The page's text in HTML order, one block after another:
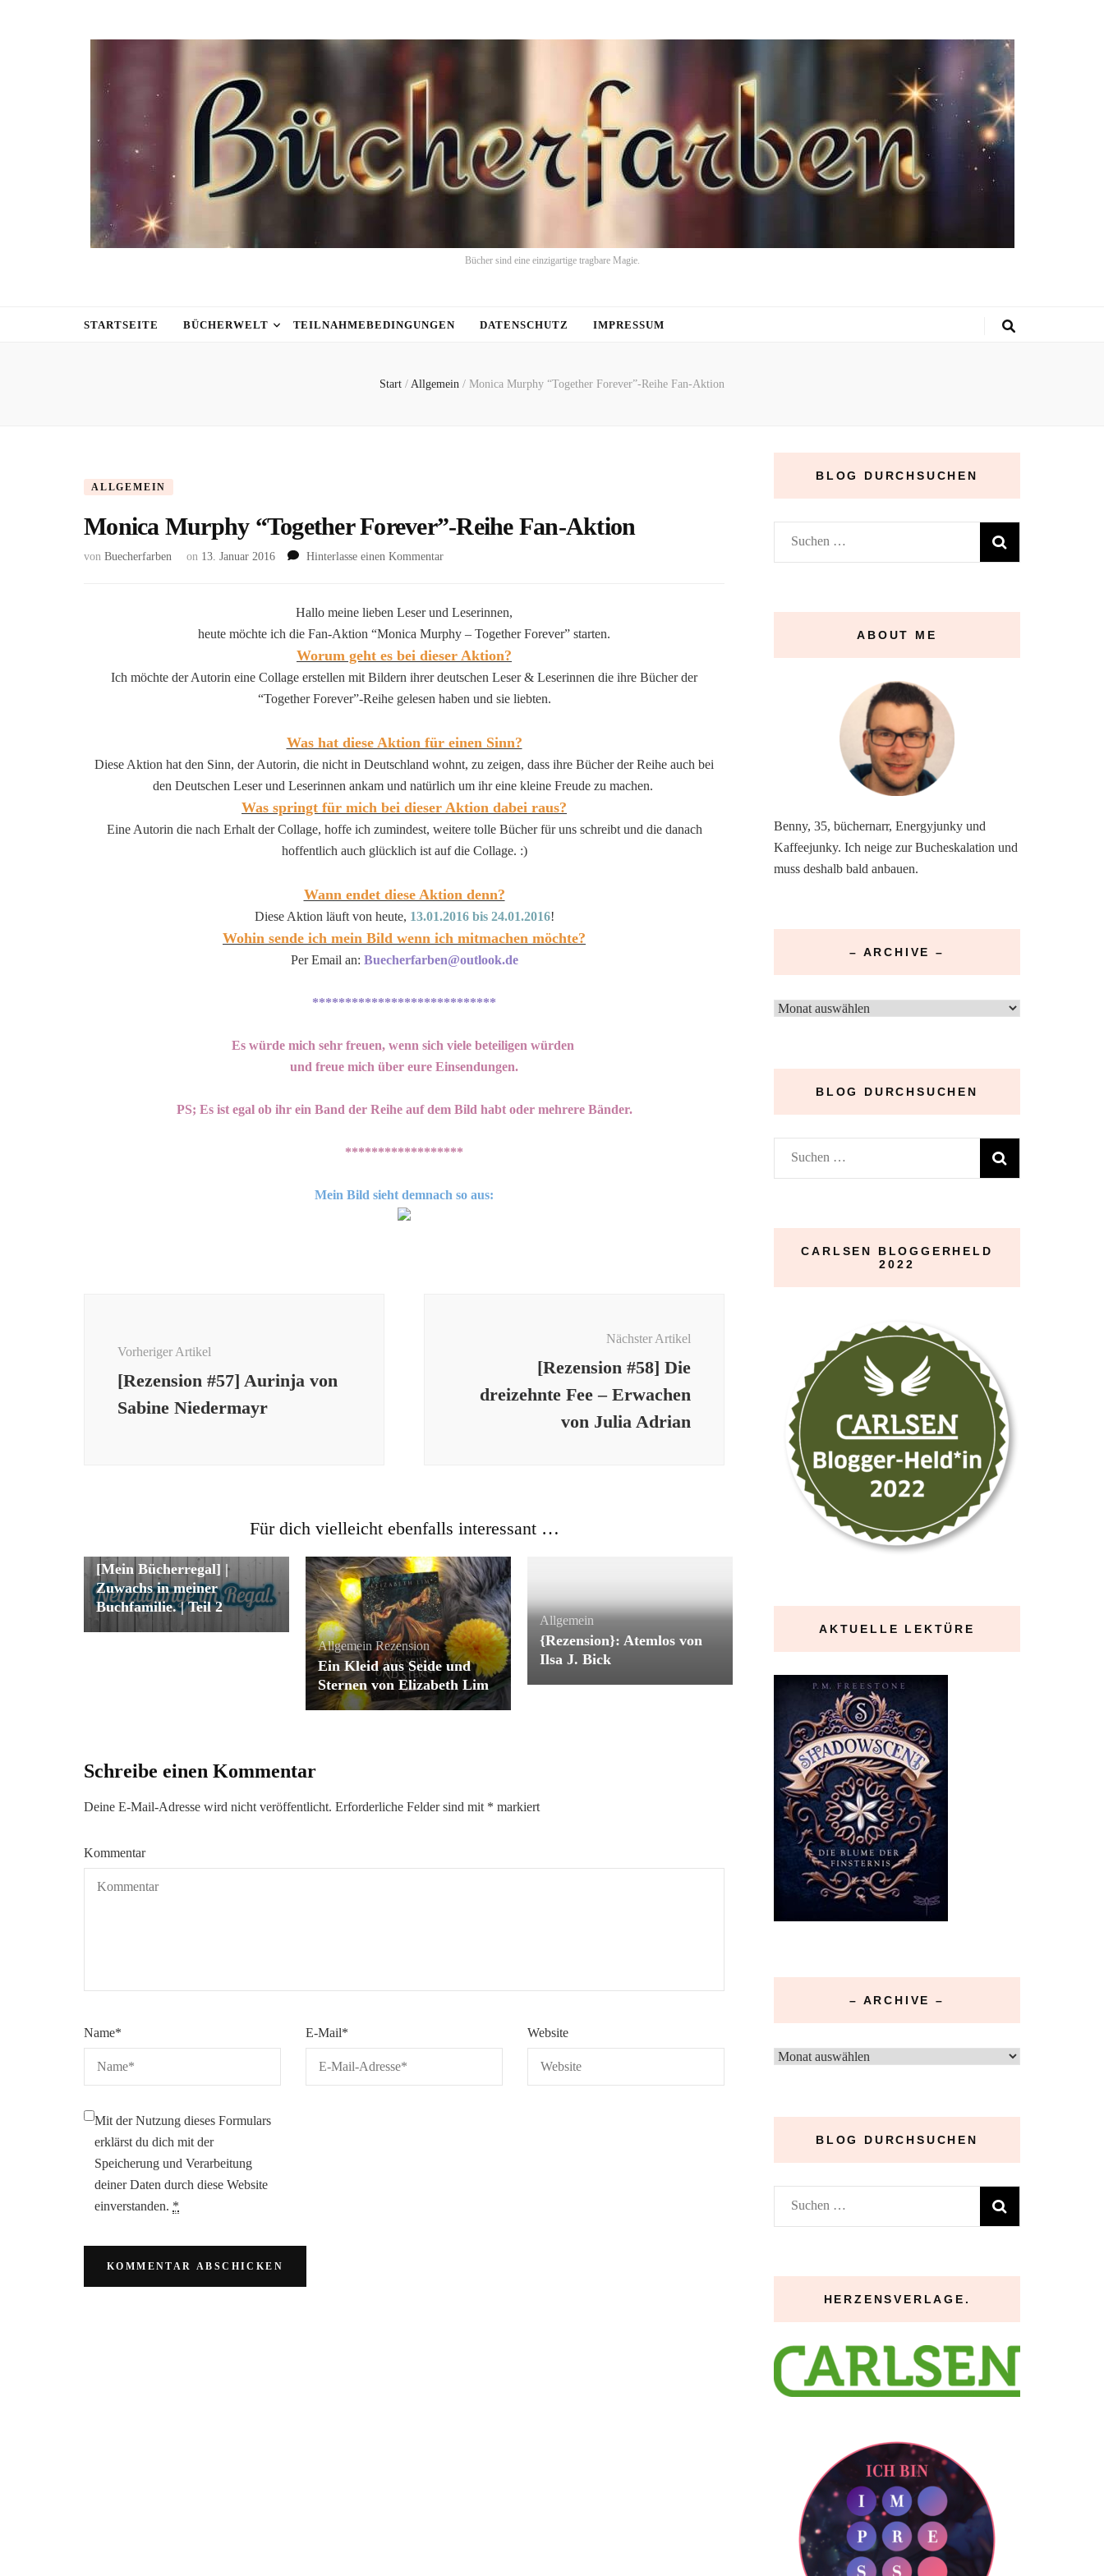
Bücher sind eine einzigartige tragbare Magie.
STARTSEITE BÜCHERWELT TEILNAHMEBEDINGUNGEN DATENSCHUTZ IMPRESSUM
Start / Allgemein / Monica Murphy “Together Forever”-Reihe Fan-Aktion
ALLGEMEIN
Monica Murphy “Together Forever”-Reihe Fan-Aktion
von Buecherfarben on 13. Januar 2016 Hinterlasse einen Kommentarzu
“Together
Reihe
Fan-
Aktion
Hallo meine lieben Leser und Leserinnen,
heute möchte ich die Fan-Aktion “Monica Murphy – Together Forever” starten.
Worum geht es bei dieser Aktion?
Ich möchte der Autorin eine Collage erstellen mit Bildern ihrer deutschen Leser & Leserinnen die ihre Bücher der
“Together Forever”-Reihe gelesen haben und sie liebten.
Was hat diese Aktion für einen Sinn?
Diese Aktion hat den Sinn, der Autorin, die nicht in Deutschland wohnt, zu zeigen, dass ihre Bücher der Reihe auch bei
den Deutschen Leser und Leserinnen ankam und natürlich um ihr eine kleine Freude zu machen.
Was springt für mich bei dieser Aktion dabei raus?
Eine Autorin die nach Erhalt der Collage, hoffe ich zumindest, weitere tolle Bücher für uns schreibt und die danach
hoffentlich auch glücklich ist auf die Collage. :)
Wann endet diese Aktion denn?
Diese Aktion läuft von heute, 13.01.2016 bis 24.01.2016!
Wohin sende ich mein Bild wenn ich mitmachen möchte?
Per Email an: Buecherfarben@outlook.de
****************************
Es würde mich sehr freuen, wenn sich viele beteiligen würden
und freue mich über eure Einsendungen.
PS; Es ist egal ob ihr ein Band der Reihe auf dem Bild habt oder mehrere Bänder.
******************
Mein Bild sieht demnach so aus:
Vorheriger Artikel
[Rezension #57] Aurinja von
Sabine Niedermayr
Nächster Artikel
[Rezension #58] Die
dreizehnte Fee – Erwachen
von Julia Adrian
Für dich vielleicht ebenfalls interessant …
[Mein Bücherregal] |
Zuwachs in meiner
Buchfamilie. | Teil 2
Allgemein Rezension
Ein Kleid aus Seide und
Sternen von Elizabeth Lim
Allgemein
{Rezension}: Atemlos von
Ilsa J. Bick
Schreibe einen Kommentar
Deine E-Mail-Adresse wird nicht veröffentlicht. Erforderliche Felder sind mit * markiert
Kommentar
Name* E-Mail* Website
Mit der Nutzung dieses Formulars
erklärst du dich mit der
Speicherung und Verarbeitung
deiner Daten durch diese Website
einverstanden. *
BLOG DURCHSUCHEN
Suchen
nach:
ABOUT ME
Benny, 35, büchernarr, Energyjunky und
Kaffeejunky. Ich neige zur Bucheskalation und
muss deshalb bald anbauen.
– ARCHIVE –
–
BLOG DURCHSUCHEN
Suchen
nach:
CARLSEN BLOGGERHELD
2022
AKTUELLE LEKTÜRE
– ARCHIVE –
–
BLOG DURCHSUCHEN
Suchen
nach:
HERZENSVERLAGE.